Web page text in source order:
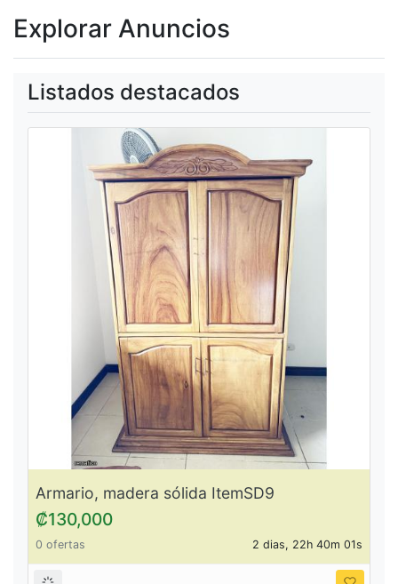
Explorar Anuncios
Listados destacados
Armario, madera sólida ItemSD9
₡130,000
0 ofertas 2 dias, 22h 40m 01s